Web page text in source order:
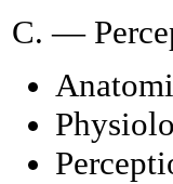
C. —